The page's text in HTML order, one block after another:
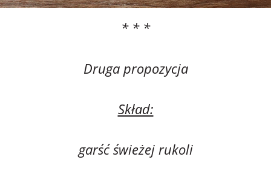
* * *
Druga propozycja
Skład:
garść świeżej rukoli